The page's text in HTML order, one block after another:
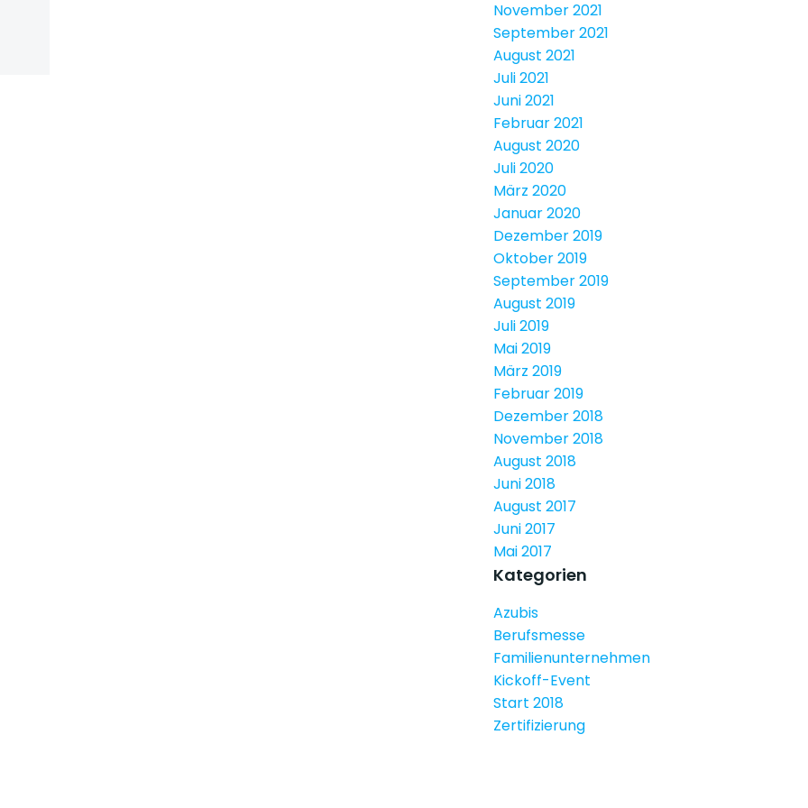
November 2021
September 2021
August 2021
Juli 2021
Juni 2021
Februar 2021
August 2020
Juli 2020
März 2020
Januar 2020
Dezember 2019
Oktober 2019
September 2019
August 2019
Juli 2019
Mai 2019
März 2019
Februar 2019
Dezember 2018
November 2018
August 2018
Juni 2018
August 2017
Juni 2017
Mai 2017
Kategorien
Azubis
Berufsmesse
Familienunternehmen
Kickoff-Event
Start 2018
Zertifizierung